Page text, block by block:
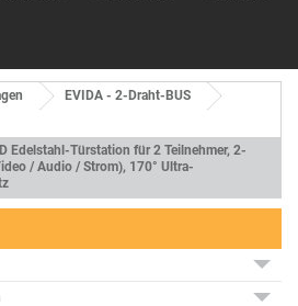
EVIDA - 2-Draht-BUS
Edelstahl-Türstation für 2 Teilnehmer, 2-
/ Audio / Strom), 170° Ultra-